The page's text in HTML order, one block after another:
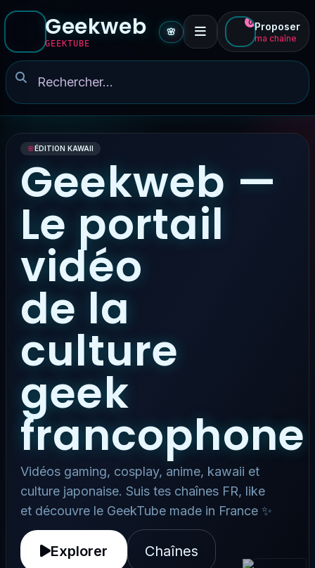
Geekweb
GEEKTUBE
🌸
0 Proposer
ma chaîne
🌸ÉDITION KAWAII
Geekweb —
Le portail
vidéo
de la
culture
geek
francophone
Vidéos gaming, cosplay, anime, kawaii et
culture japonaise. Suis tes chaînes FR, like
et découvre le GeekTube made in France ✨
Explorer Chaînes